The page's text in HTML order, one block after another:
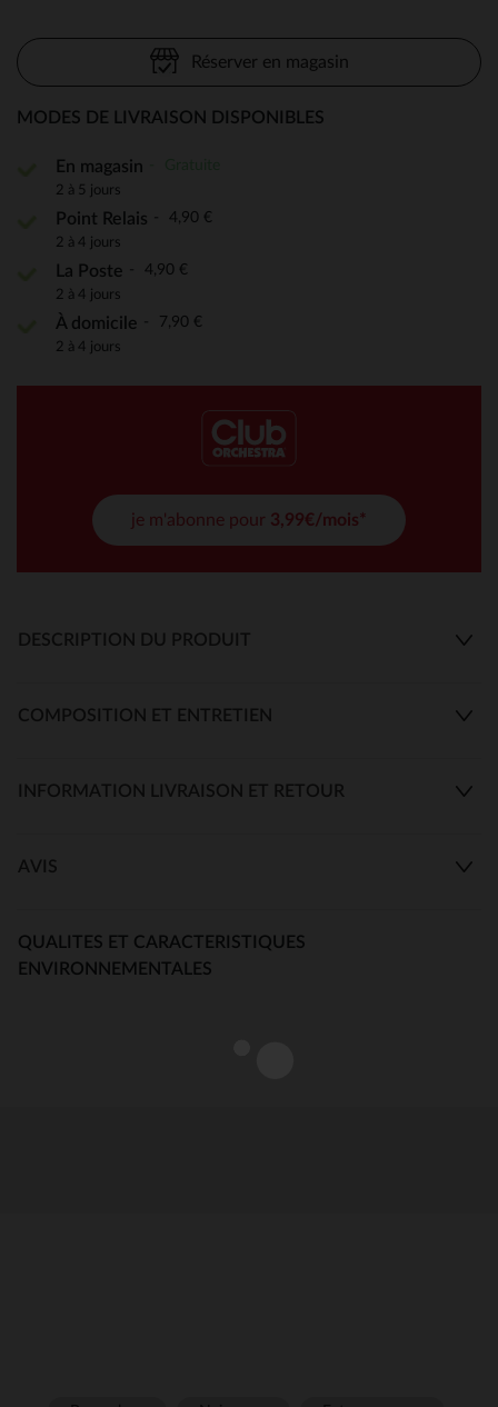
Réserver en magasin
MODES DE LIVRAISON DISPONIBLES
En magasin
2 à 5 jours
Point Relais 4,90 €
2 à 4 jours
La Poste 4,90 €
2 à 4 jours
À domicile 7,90 €
2 à 4 jours
je m'abonne pour 3,99€/mois*
DESCRIPTION DU PRODUIT
COMPOSITION ET ENTRETIEN
INFORMATION LIVRAISON ET RETOUR
AVIS
QUALITES ET CARACTERISTIQUES
ENVIRONNEMENTALES